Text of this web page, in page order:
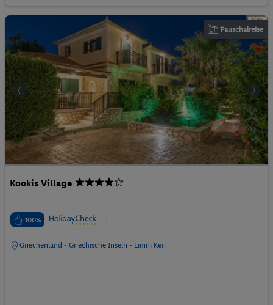
Pauschalreise
Kookis Village
100%
Griechenland - Griechische Inseln - Limni Keri